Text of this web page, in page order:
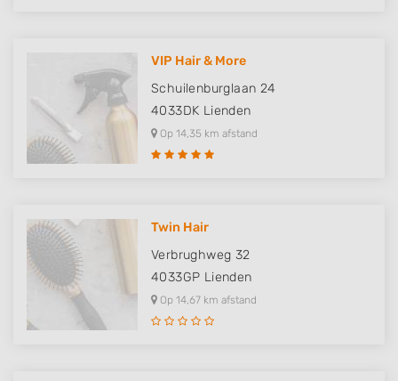
VIP Hair & More
Schuilenburglaan 24
4033DK Lienden
Op 14,35 km afstand
Twin Hair
Verbrughweg 32
4033GP Lienden
Op 14,67 km afstand